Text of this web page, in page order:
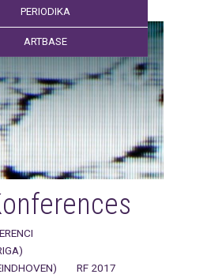
PERIODIKA
ARTBASE
RF 2017